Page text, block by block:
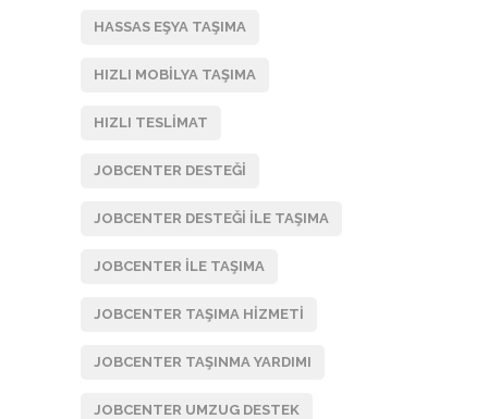
HASSAS EŞYA TAŞIMA
HIZLI MOBILYA TAŞIMA
HIZLI TESLIMAT
JOBCENTER DESTEĞI
JOBCENTER DESTEĞI ILE TAŞIMA
JOBCENTER ILE TAŞIMA
JOBCENTER TAŞIMA HIZMETI
JOBCENTER TAŞINMA YARDIMI
JOBCENTER UMZUG DESTEK